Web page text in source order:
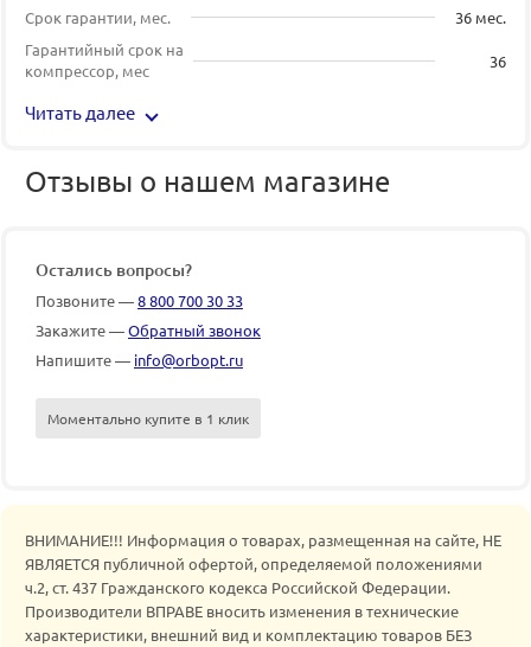
Срок гарантии, мес.
36 мес.
Гарантийный срок на
компрессор, мес
36
Читать далее
Отзывы о нашем магазине
Остались вопросы?
Позвоните —8 800 700 30 33
Закажите —Обратный звонок
Напишите — info@orbopt.ru
Моментально купите в 1 клик
ВНИМАНИЕ!!! Информация о товарах, размещенная на сайте, НЕ
ЯВЛЯЕТСЯ публичной офертой, определяемой положениями
ч.2, ст. 437 Гражданского кодекса Российской Федерации.
Производители ВПРАВЕ вносить изменения в технические
характеристики, внешний вид и комплектацию товаров БЕЗ